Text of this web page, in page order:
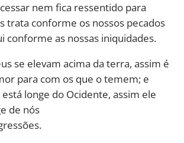
nem fica ressentido para
trata conforme os nossos pecados
conforme as nossas iniquidades.
se elevam acima da terra, assim é
para com os que o temem; e
longe do Ocidente, assim ele
de nós